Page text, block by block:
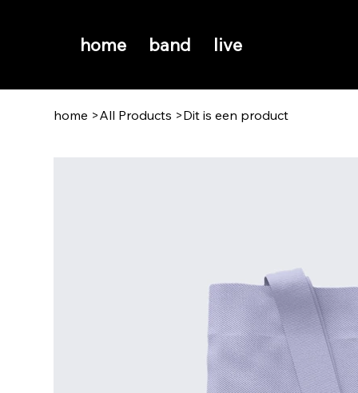
home band live
home >All Products >Dit is een product